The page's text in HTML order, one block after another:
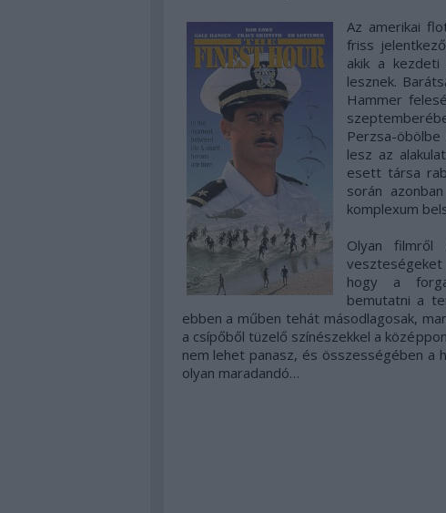
Az amerikai
friss
akik a kezdeti
lesznek.
Hammer
Perzsa-
lesz az
esett társa
során
komplexum
Olyan
hogy a
bemutatni a
ebben a műben tehát másodlagosak,
a csípőből tüzelő színészekkel a
nem lehet panasz, és összességében a
olyan maradandó…